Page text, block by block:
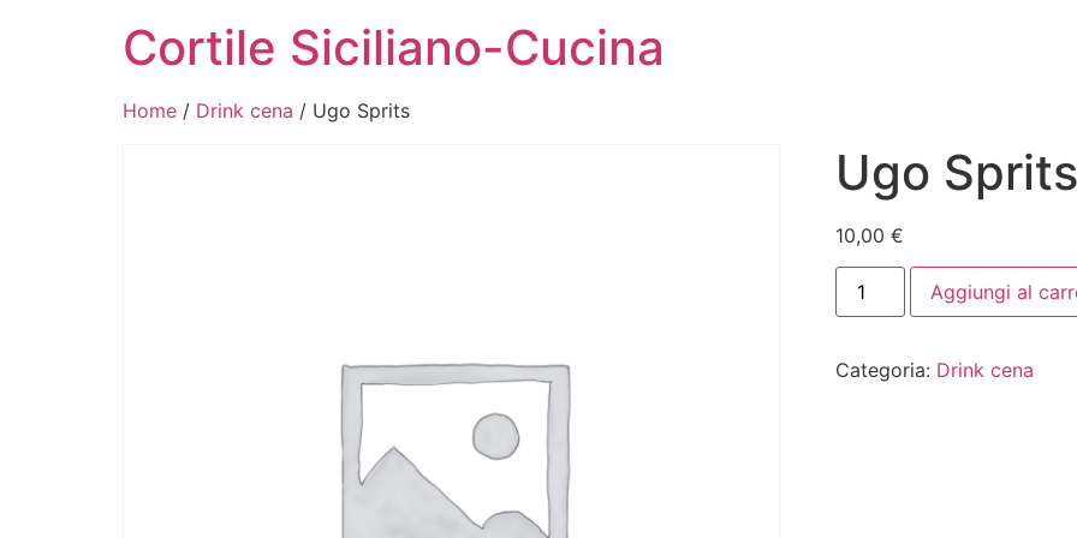
Cortile Siciliano-Cucina
Home / Drink cena / Ugo Sprits
Ugo Sprits
10,00 €
Aggiungi al
Categoria: Drink cena